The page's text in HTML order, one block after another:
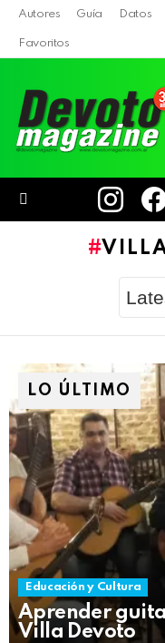
Autores Guía Datos
Favoritos
LO ÚLTIMO
Educación y Cultura
Aprender
Villa Devoto